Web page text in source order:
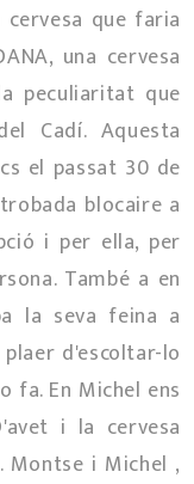
que faria
una cervesa
peculiaritat que
Cadí. Aquesta
el passat 30 de
blocaire a
i per ella, per
També a en
la seva feina a
d'escoltar-lo
fa. En Michel ens
i la cervesa
i Michel ,